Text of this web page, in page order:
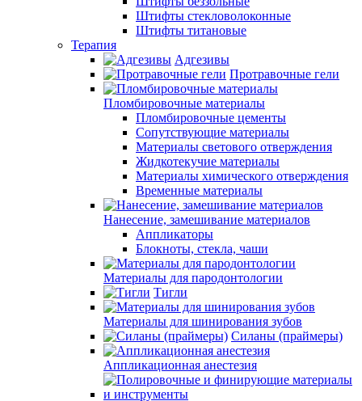
Штифты стекловолоконные
Штифты титановые
Терапия
Адгезивы
Протравочные гели
Пломбировочные материалы
Пломбировочные цементы
Сопутствующие материалы
Материалы светового отверждения
Жидкотекучие материалы
Материалы химического отверждения
Временные материалы
Нанесение, замешивание материалов
Аппликаторы
Блокноты, стекла, чаши
Материалы для пародонтологии
Тигли
Материалы для шинирования зубов
Силаны (праймеры)
Аппликационная анестезия